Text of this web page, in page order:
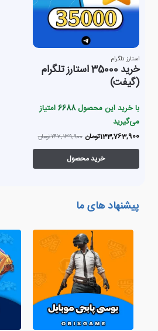
استارز تلگرام
خرید 35000 استارز تلگرام
(گیفت)
با خرید این محصول6688امتیاز
می‌گیرید
147,139,900تومان 133,763,900تومان
خرید محصول
پیشنهاد های ما